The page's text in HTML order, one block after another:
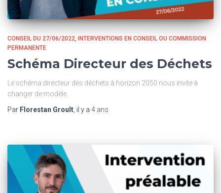
CONSEIL DU 27/06/2022
INTERVENTIONS EN CONSEIL OU COMMISSION
PERMANENTE
Schéma Directeur des Déchets
Le schéma directeur des déchets à horizon 2050 nous invite à
changer de modèle.
Par Florestan Groult , il y a 4 ans